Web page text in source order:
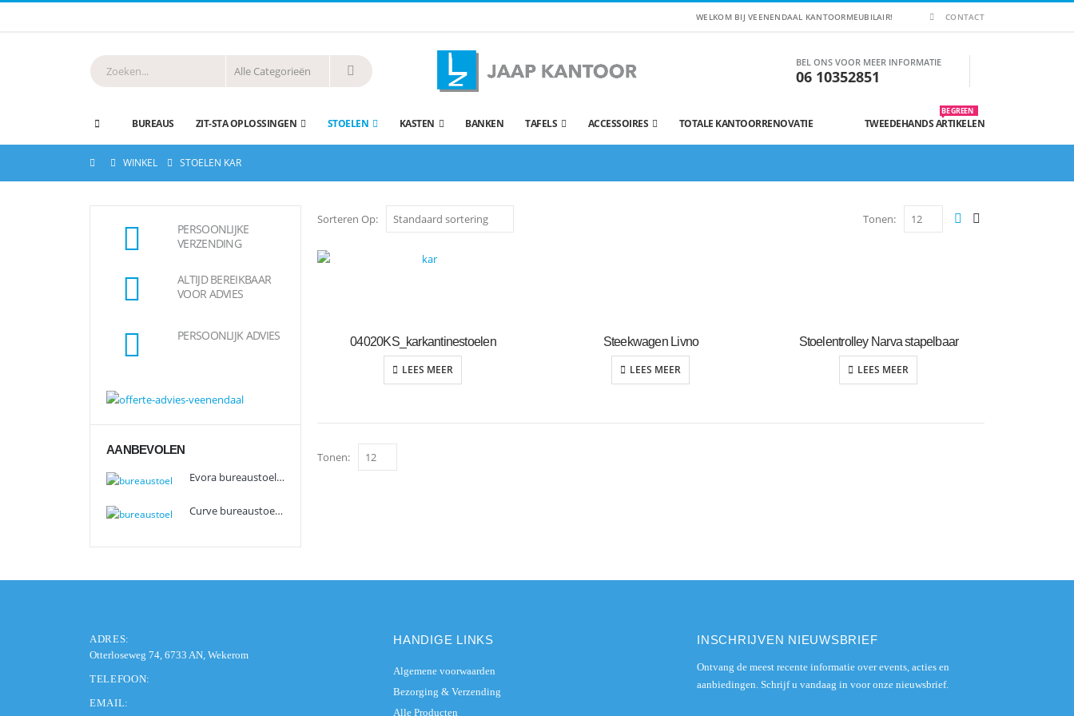
WELKOM BIJ VEENENDAAL KANTOORMEUBILAIR! CONTACT
BEL ONS VOOR MEER INFORMATIE
06 10352851
BUREAUS ZIT-STA OPLOSSINGEN STOELEN KASTEN BANKEN TAFELS ACCESSOIRES TOTALE KANTOORRENOVATIE TWEEDEHANDS ARTIKELEN
BE GREEN
WINKEL STOELEN KAR
Sorteren Op: Tonen:
04020KS_karkantinestoelen
LEES MEER
Steekwagen Livno
LEES MEER
Stoelentrolley Narva stapelbaar
LEES MEER
Tonen:
PERSOONLIJKE
VERZENDING
ALTIJD BEREIKBAAR
VOOR ADVIES
PERSOONLIJK ADVIES
AANBEVOLEN
Evora bureaustoel JK-office
Curve bureaustoel JK-office
ADRES:
Otterloseweg 74, 6733 AN, Wekerom
TELEFOON:
EMAIL:
HANDIGE LINKS
Algemene voorwaarden
Bezorging & Verzending
Alle Producten
INSCHRIJVEN NIEUWSBRIEF
Ontvang de meest recente informatie over events, acties en
aanbiedingen. Schrijf u vandaag in voor onze nieuwsbrief.